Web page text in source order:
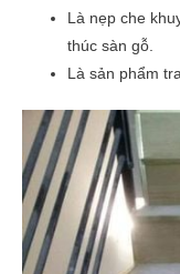
Là nẹp che
thúc sàn gỗ.
Là sản phẩm